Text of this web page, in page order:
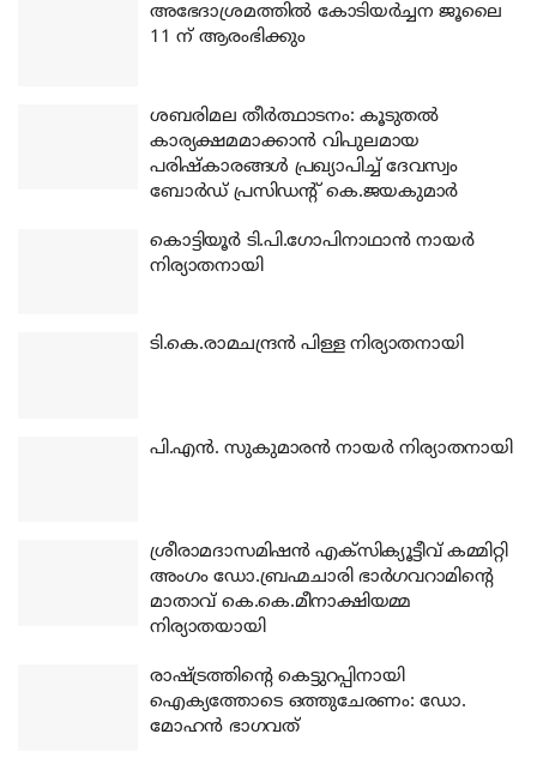
അഭേദാശ്രമത്തില്‍ കോടിയര്‍ച്ചന ജൂലൈ
11 ന് ആരംഭിക്കും
ശബരിമല തീര്‍ത്ഥാടനം: കൂടുതല്‍
കാര്യക്ഷമമാക്കാന്‍ വിപുലമായ
പരിഷ്‌കാരങ്ങള്‍ പ്രഖ്യാപിച്ച് ദേവസ്വം
ബോര്‍ഡ് പ്രസിഡന്റ് കെ.ജയകുമാര്‍
കൊട്ടിയൂര്‍ ടി.പി.ഗോപിനാഥാന്‍ നായര്‍
നിര്യാതനായി
ടി.കെ.രാമചന്ദ്രന്‍ പിള്ള നിര്യാതനായി
പി.എന്‍. സുകുമാരന്‍ നായര്‍ നിര്യാതനായി
ശ്രീരാമദാസമിഷന്‍ എക്‌സിക്യൂട്ടീവ് കമ്മിറ്റി
അംഗം ഡോ.ബ്രഹ്മചാരി ഭാര്‍ഗവറാമിന്റെ
മാതാവ് കെ.കെ.മീനാക്ഷിയമ്മ
നിര്യാതയായി
രാഷ്ട്രത്തിന്റെ കെട്ടുറപ്പിനായി
ഐക്യത്തോടെ ഒത്തുചേരണം: ഡോ.
മോഹന്‍ ഭാഗവത്